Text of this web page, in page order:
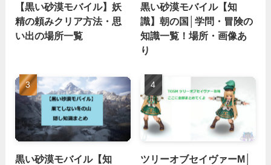
【黒い砂漠モバイル】妖
精の頼みクリア方法・思
い出の場所一覧
黒い砂漠モバイル【知
識】朝の国│学問・冒険の
知識一覧！場所・画像あ
り
黒い砂漠モバイル【知
ツリーオブセイヴァーM│